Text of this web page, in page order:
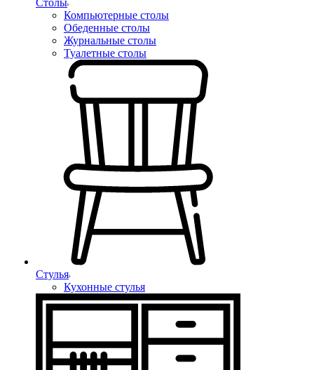
Столы
Компьютерные столы
Обеденные столы
Журнальные столы
Туалетные столы
Стулья
Кухонные стулья